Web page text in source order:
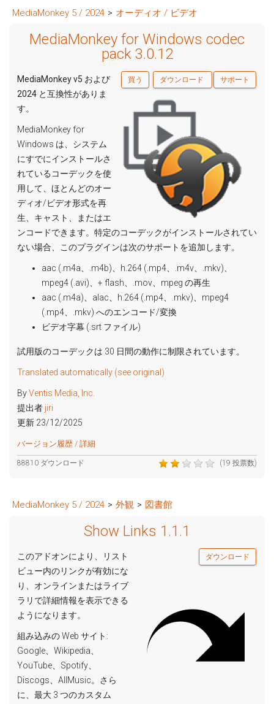
MediaMonkey 5 / 2024 > オーディオ / ビデオ
MediaMonkey for Windows codec
pack 3.0.12
買う ダウンロード サポート
MediaMonkey v5 および
2024 と互換性がありま
す。
MediaMonkey for
Windows は、システム
にすでにインストールさ
れているコーデックを使
用して、ほとんどのオー
ディオ/ビデオ形式を再
生、キャスト、またはエ
ンコードできます。特定のコーデックがインストールされてい
ない場合、このプラグインは次のサポートを追加します。
aac (.m4a、.m4b)、h.264 (.mp4、.m4v、.mkv)、
mpeg4 (.avi)、+ flash、.mov、mpeg の再生
aac (.m4a)、alac、h.264 (.mp4、.mkv)、mpeg4
(.mp4、.mkv) へのエンコード/変換
ビデオ字幕 (.srt ファイル)
試用版のコーデックは 30 日間の動作に制限されています。
Translated automatically (see original)
ByVentis Media, Inc.
提出者 jiri
更新 23/12/2025
バージョン履歴 / 詳細
(19 投票数)
88810 ダウンロード
MediaMonkey 5 / 2024 > 外観 > 図書館
Show Links 1.1.1
ダウンロード
このアドオンにより、リスト
ビュー内のリンクが有効にな
り、オンラインまたはライブ
ラリで詳細情報を表示できる
ようになります。
組み込みの Web サイト:
Google、Wikipedia、
YouTube、Spotify、
Discogs、AllMusic。さら
に、最大 3 つのカスタム